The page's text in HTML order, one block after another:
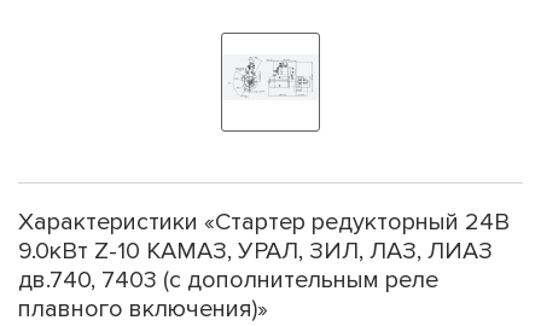
Характеристики «Стартер редукторный 24В
9.0кВт Z-10 КАМАЗ, УРАЛ, ЗИЛ, ЛАЗ, ЛИАЗ
дв.740, 7403 (c дополнительным реле
плавного включения)»